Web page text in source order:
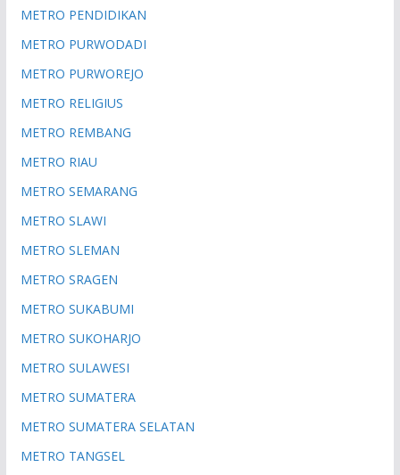
METRO PENDIDIKAN
METRO PURWODADI
METRO PURWOREJO
METRO RELIGIUS
METRO REMBANG
METRO RIAU
METRO SEMARANG
METRO SLAWI
METRO SLEMAN
METRO SRAGEN
METRO SUKABUMI
METRO SUKOHARJO
METRO SULAWESI
METRO SUMATERA
METRO SUMATERA SELATAN
METRO TANGSEL